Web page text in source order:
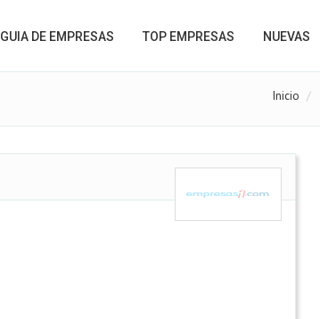
GUIA DE EMPRESAS TOP EMPRESAS NUEVAS
Inicio